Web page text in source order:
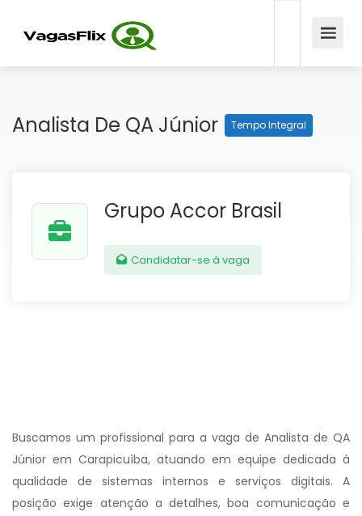
Analista De QA Júnior Tempo Integral
Grupo Accor Brasil
Candidatar-se à vaga
Buscamos um profissional para a vaga de Analista de QA
Júnior em Carapicuíba, atuando em equipe dedicada à
qualidade de sistemas internos e serviços digitais. A
posição exige atenção a detalhes, boa comunicação e